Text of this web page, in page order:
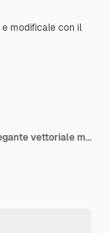
e modificale con il
Modello di biglietto da visita elegante e elegante vettoriale moderno creativo e pulito design unico